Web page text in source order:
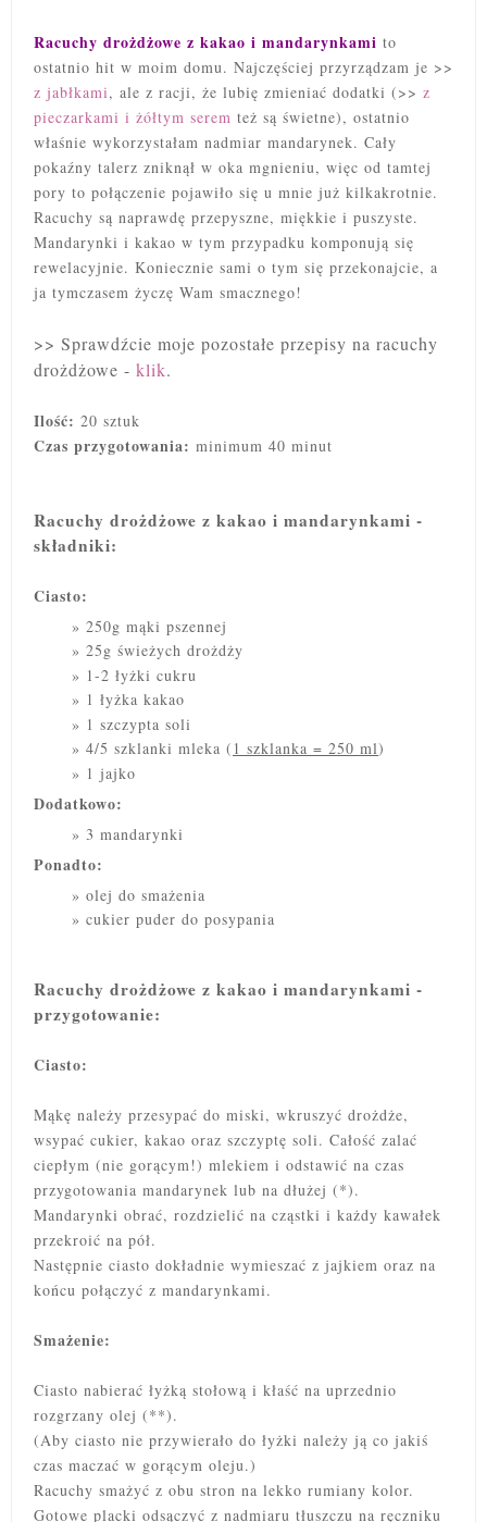
Racuchy drożdżowe z kakao i mandarynkami to
ostatnio hit w moim domu. Najczęściej przyrządzam je >>
z jabłkami, ale z racji, że lubię zmieniać dodatki (>> z
pieczarkami i żółtym serem też są świetne), ostatnio
właśnie wykorzystałam nadmiar mandarynek. Cały
pokaźny talerz zniknął w oka mgnieniu, więc od tamtej
pory to połączenie pojawiło się u mnie już kilkakrotnie.
Racuchy są naprawdę przepyszne, miękkie i puszyste.
Mandarynki i kakao w tym przypadku komponują się
rewelacyjnie. Koniecznie sami o tym się przekonajcie, a
ja tymczasem życzę Wam smacznego!
>> Sprawdźcie moje pozostałe przepisy na racuchy
drożdżowe - klik.
Ilość: 20 sztuk
Czas przygotowania: minimum 40 minut
Racuchy drożdżowe z kakao i mandarynkami -
składniki:
Ciasto:
250g mąki pszennej
25g świeżych drożdży
1-2 łyżki cukru
1 łyżka kakao
1 szczypta soli
4/5 szklanki mleka ( 1 szklanka = 250 ml)
1 jajko
Dodatkowo:
3 mandarynki
Ponadto:
olej do smażenia
cukier puder do posypania
Racuchy drożdżowe z kakao i mandarynkami -
przygotowanie:
Ciasto:
Mąkę należy przesypać do miski, wkruszyć drożdże,
wsypać cukier, kakao oraz szczyptę soli. Całość zalać
ciepłym (nie gorącym!) mlekiem i odstawić na czas
przygotowania mandarynek lub na dłużej (*).
Mandarynki obrać, rozdzielić na cząstki i każdy kawałek
przekroić na pół.
Następnie ciasto dokładnie wymieszać z jajkiem oraz na
końcu połączyć z mandarynkami.
Smażenie:
Ciasto nabierać łyżką stołową i kłaść na uprzednio
rozgrzany olej (**).
(Aby ciasto nie przywierało do łyżki należy ją co jakiś
czas maczać w gorącym oleju.)
Racuchy smażyć z obu stron na lekko rumiany kolor.
Gotowe placki odsączyć z nadmiaru tłuszczu na ręczniku